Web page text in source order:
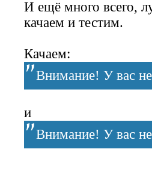
И ещё много всего,
качаем и тестим.
Качаем:
Внимание! У вас
и
Внимание! У вас